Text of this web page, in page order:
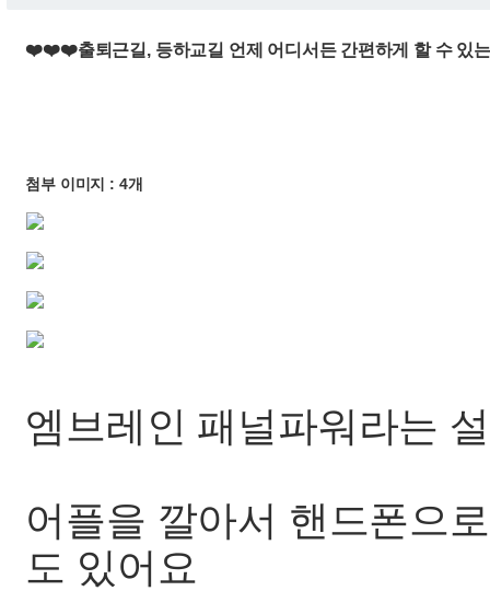
❤️❤️❤️출퇴근길, 등하교길 언제 어디서든 간편하게 할 수
첨부 이미지 : 4개
엠브레인 패널파워라는
어플을 깔아서 핸드폰으
도 있어요